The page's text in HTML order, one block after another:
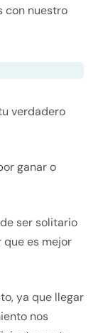
con nuestro
verdadero
ganar o
ser solitario
es mejor
ya que llegar
nos